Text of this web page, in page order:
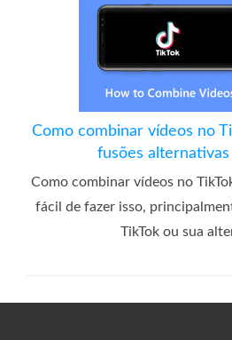
Como combinar vídeos no
fusões
Como combinar vídeos no
fácil de fazer isso,
TikTok ou sua